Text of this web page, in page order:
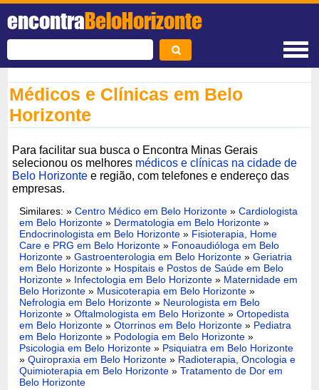
encontraBeloHorizonte
Médicos e Clínicas em Belo
Horizonte
Para facilitar sua busca o Encontra Minas Gerais
selecionou os melhores médicos e clínicas na cidade de
Belo Horizonte e região, com telefones e endereço das
empresas.
Similares: »Centro Médico em Belo Horizonte »Cardiologista
em Belo Horizonte » Dermatologia em Belo Horizonte »
Endocrinologista em Belo Horizonte » Fisioterapia, Home
Care e PRG em Belo Horizonte » Fonoaudióloga em Belo
Horizonte »Gastroenterologia em Belo Horizonte »Geriatria
em Belo Horizonte » Hospitais e Postos de Saúde em Belo
Horizonte» Infectologia em Belo Horizonte » Maternidade em
Belo Horizonte » Musicoterapia em Belo Horizonte »
Nefrologia em Belo Horizonte » Neurologista em Belo
Horizonte »Oftalmologista em Belo Horizonte »Ortopedista
em Belo Horizonte »Otorrinos em Belo Horizonte » Pediatra
em Belo Horizonte » Podologia em Belo Horizonte »
Psicologia em Belo Horizonte » Psiquiatra em Belo Horizonte
»Quiropraxia em Belo Horizonte » Radioterapia, Oncologia e
Quimioterapia em Belo Horizonte »Tratamento de Dor em
Belo Horizonte